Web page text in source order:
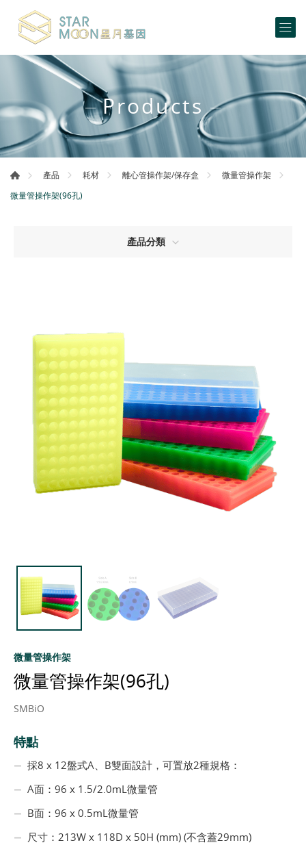
Products
產品 耗材 離心管操作架/保存盒
微量管操作架
微量管操作架(96孔)
產品分類
微量管操作架
微量管操作架(96孔)
SMBiO
特點
採8 x 12盤式A、B雙面設計，可置放2種規格：
A面：96 x 1.5/2.0mL微量管
B面：96 x 0.5mL微量管
尺寸：213W x 118D x 50H (mm) (不含蓋29mm)